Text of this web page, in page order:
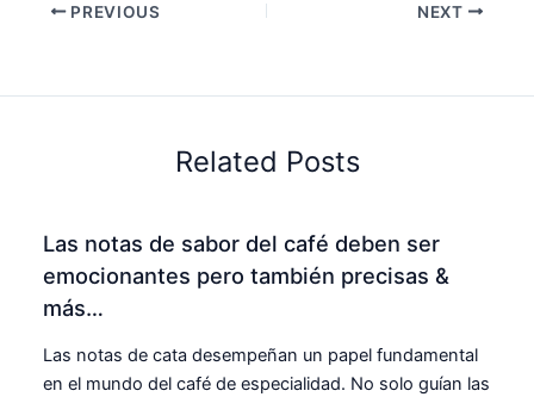
PREVIOUS NEXT
Related Posts
Las notas de sabor del café deben ser
emocionantes pero también precisas &
más…
Las notas de cata desempeñan un papel fundamental
en el mundo del café de especialidad. No solo guían las